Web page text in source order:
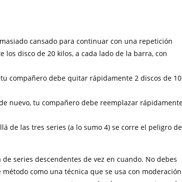
cansado para continuar con una repetición
disco de 20 kilos, a cada lado de la barra, con
compañero debe quitar rápidamente 2 discos de 10
nuevo, tu compañero debe reemplazar
de las tres series (a lo sumo 4) se corre el peligro de
series descendentes de vez en cuando. No debes
como una técnica que se usa con moderación